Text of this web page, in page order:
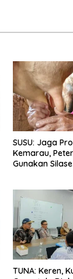
SUSU: Jaga
Kemarau,
Gunakan Silase
TUNA: Keren,